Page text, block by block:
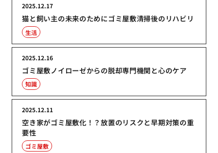
猫と飼い主の未来のためにゴミ屋敷清掃後のリハビリ
2025.12.17
生活
ゴミ屋敷ノイローゼからの脱却専門機関と心のケア
2025.12.16
知識
空き家がゴミ屋敷化！？放置のリスクと早期対策の重
要性
2025.12.11
ゴミ屋敷